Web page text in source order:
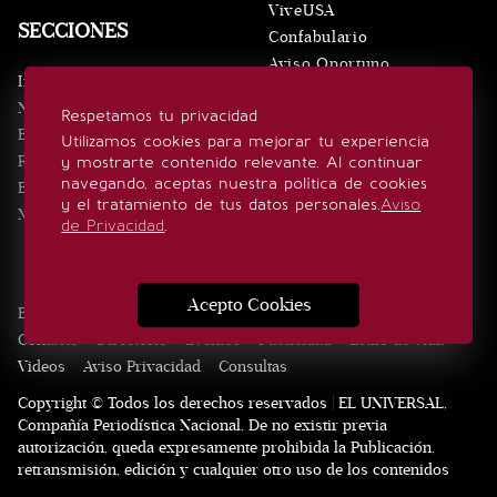
Respetamos tu privacidad
Utilizamos cookies para mejorar tu experiencia
y mostrarte contenido relevante. Al continuar
navegando, aceptas nuestra política de cookies
y el tratamiento de tus datos personales.Aviso
de Privacidad.
Acepto Cookies
SECCIONES
Inicio
Noticias
Eventos
Realeza
Estilo de vida
Minuto x Minuto
ViveUSA
Confabulario
Aviso Oportuno
SÍGUENOS
Edición Impresa Noticias Quiénes somos
Contacto
Directorio Eventos Publicidad
Estilo de vida
Videos
Aviso Privacidad
Consultas
Copyright © Todos los derechos reservados | EL UNIVERSAL,
Compañía Periodística Nacional. De no existir previa
autorización, queda expresamente prohibida la Publicación,
retransmisión, edición y cualquier otro uso de los contenidos